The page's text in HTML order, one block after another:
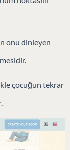
bir
günü
noktasını
onu dinleyen
çocuğun tekrar